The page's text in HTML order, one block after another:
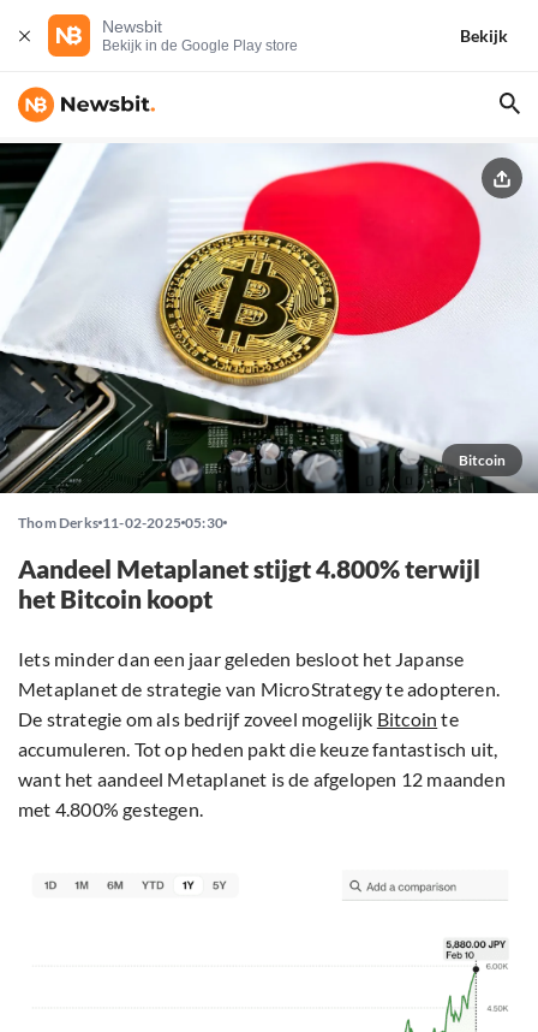
Newsbit
Bekijk in de Google Play store
Bekijk
Bitcoin
Thom Derks 11-02-2025 05:30
Aandeel Metaplanet stijgt 4.800% terwijl
het Bitcoin koopt
Iets minder dan een jaar geleden besloot het Japanse
Metaplanet de strategie van MicroStrategy te adopteren.
De strategie om als bedrijf zoveel mogelijk Bitcoin te
accumuleren. Tot op heden pakt die keuze fantastisch uit,
want het aandeel Metaplanet is de afgelopen 12 maanden
met 4.800% gestegen.